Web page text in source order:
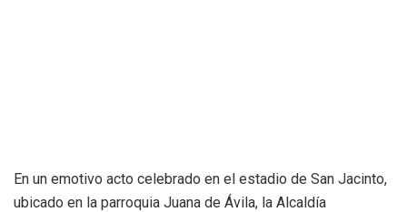
En un emotivo acto celebrado en el estadio de San Jacinto,
ubicado en la parroquia Juana de Ávila, la Alcaldía